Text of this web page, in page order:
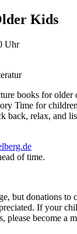
Kids
Uhr
books for older
Time for
back, relax, and
of time.
but donations to
If your
please become a